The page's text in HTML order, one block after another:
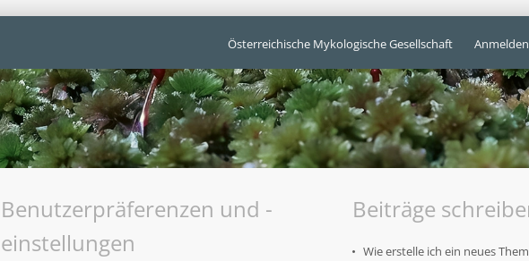
Österreichische Mykologische Gesellschaft Anmelden
Benutzerpräferenzen und -
einstellungen
Beiträge
Wie erstelle ich ein neues